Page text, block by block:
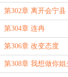
第302章 离开会宁县
第304章 连冉
第306章 改变态度
第308章 我想做你姐